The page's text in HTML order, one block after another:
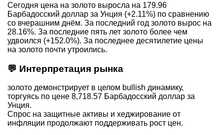
Сегодня цена на золото выросла на 179.96
Барбадосский доллар за Унция (+2.11%) по сравнению
со вчерашним днём. За последний год золото вырос на
28.16%. За последние пять лет золото более чем
удвоился (+152.0%). За последнее десятилетие цены
на золото почти утроились.
💬 Интерпретация рынка
золото демонстрирует в целом bullish динамику,
торгуясь по цене 8,718.57 Барбадосский доллар за
Унция.
Спрос на защитные активы и хеджирование от
инфляции продолжают поддерживать рост цен.